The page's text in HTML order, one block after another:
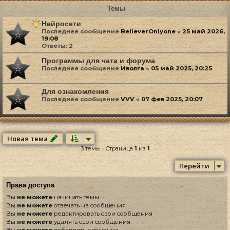
Темы
Нейросети
Последнее сообщениеBelieverOnlyone« 25 май 2026,
19:08
Ответы: 2
Программы для чата и форума
Последнее сообщениеИволга« 05 май 2025, 20:25
Для ознакомления
Последнее сообщениеVVV « 07 фев 2025, 20:07
Новая тема
3 темы • Страница 1из 1
Перейти
Права доступа
Вы не можетеначинать темы
Вы не можетеотвечать на сообщения
Вы не можетередактировать свои сообщения
Вы не можетеудалять свои сообщения